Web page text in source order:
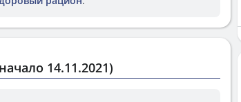
14.11.2021)